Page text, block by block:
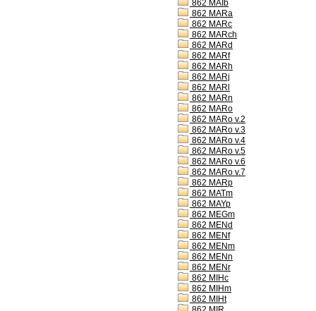
862 MAIb
862 MARa
862 MARc
862 MARch
862 MARd
862 MARf
862 MARh
862 MARj
862 MARl
862 MARn
862 MARo
862 MARo v.2
862 MARo v.3
862 MARo v.4
862 MARo v.5
862 MARo v.6
862 MARo v.7
862 MARp
862 MATm
862 MAYp
862 MEGm
862 MENd
862 MENf
862 MENm
862 MENn
862 MENr
862 MIHc
862 MIHm
862 MIHt